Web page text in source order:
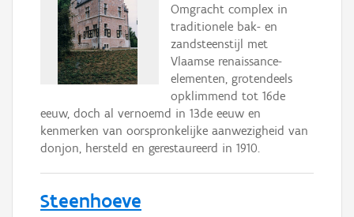
Omgracht complex in
traditionele bak- en
zandsteenstijl met
Vlaamse renaissance-
elementen, grotendeels
opklimmend tot 16de
eeuw, doch al vernoemd in 13de eeuw en
kenmerken van oorspronkelijke aanwezigheid van
donjon, hersteld en gerestaureerd in 1910.
Steenhoeve